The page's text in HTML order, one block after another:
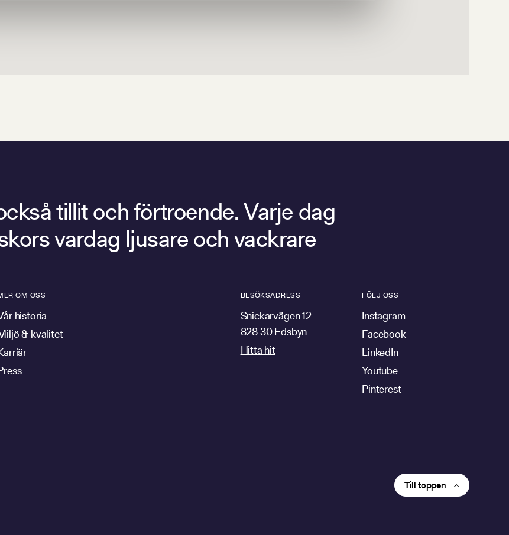
tillit och förtroende. Varje dag
vardag ljusare och vackrare
OM OSS
historia
& kvalitet
BESÖKSADRESS
Snickarvägen 12
828 30 Edsbyn
Hitta hit
FÖLJ OSS
Instagram
Facebook
LinkedIn
Youtube
Pinterest
Till toppen